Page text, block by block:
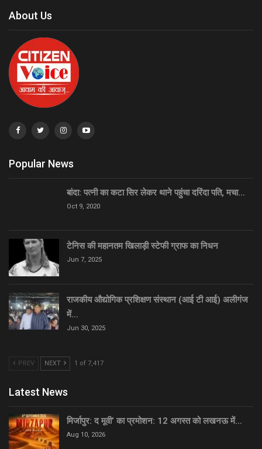
About Us
Popular News
बांदा: पत्नी का कटा सिर लेकर थाने पहुंचा दरिंदा पति, मचा…
Oct 9, 2020
टेनिस की महानतम खिलाड़ी स्टेफी ग्राफ का निधन
Jun 7, 2025
राजकीय औद्योगिक प्रशिक्षण संस्थान (आई टी आई) अलीगंज
में…
Jun 30, 2025
PREV NEXT 1 of 7,417
Latest News
मिर्जापुर: द मूवी’ का प्रमोशन: 12 अगस्त को लखनऊ में…
Aug 10, 2026